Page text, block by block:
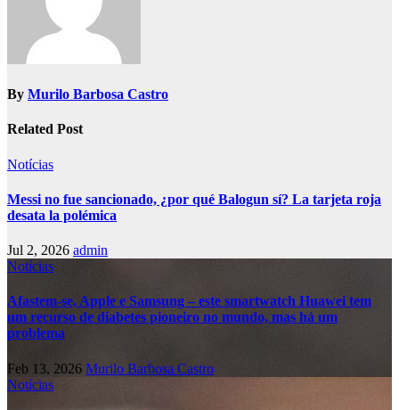
By Murilo Barbosa Castro
Related Post
Notícias
Messi no fue sancionado, ¿por qué Balogun sí? La tarjeta roja
desata la polémica
Jul 2, 2026 admin
Notícias
Afastem-se, Apple e Samsung – este smartwatch Huawei tem
um recurso de diabetes pioneiro no mundo, mas há um
problema
Feb 13, 2026 Murilo Barbosa Castro
Notícias